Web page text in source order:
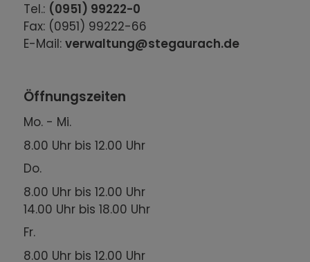
Tel.: (0951) 99222-0
Fax: (0951) 99222-66
E-Mail:verwaltung@stegaurach.de
Öffnungszeiten
Mo. - Mi.
8.00 Uhr bis 12.00 Uhr
Do.
8.00 Uhr bis 12.00 Uhr
14.00 Uhr bis 18.00 Uhr
Fr.
8.00 Uhr bis 12.00 Uhr